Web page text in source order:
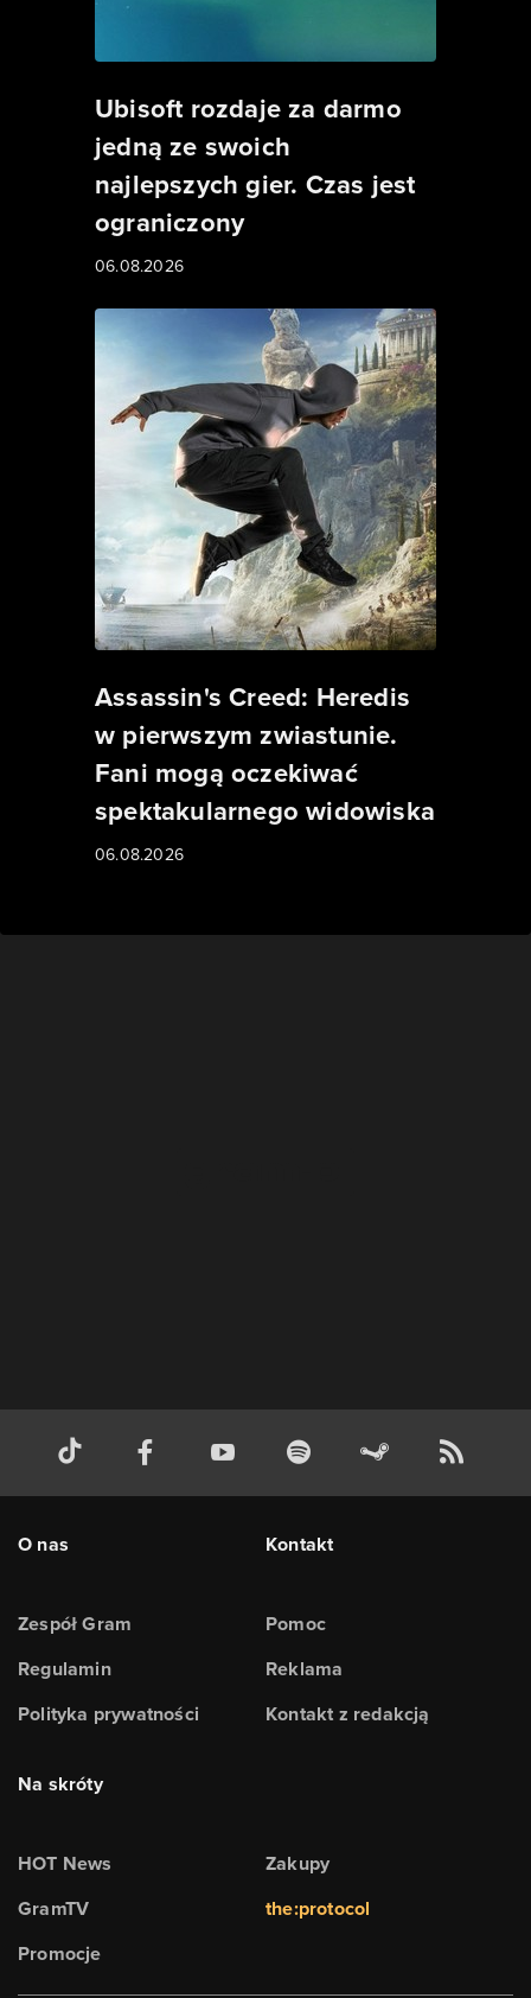
Ubisoft rozdaje za darmo
jedną ze swoich
najlepszych gier. Czas jest
ograniczony
06.08.2026
Assassin's Creed: Heredis
w pierwszym zwiastunie.
Fani mogą oczekiwać
spektakularnego widowiska
06.08.2026
O nas
Zespół Gram
Regulamin
Polityka prywatności
Kontakt
Pomoc
Reklama
Kontakt z redakcją
Na skróty
HOT News
GramTV
Promocje
Zakupy
the:protocol